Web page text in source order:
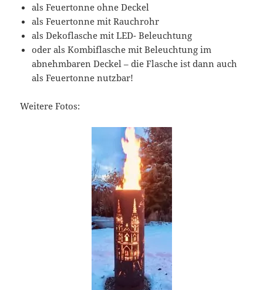
als Feuertonne ohne Deckel
als Feuertonne mit Rauchrohr
als Dekoflasche mit LED- Beleuchtung
oder als Kombiflasche mit Beleuchtung im
abnehmbaren Deckel – die Flasche ist dann auch
als Feuertonne nutzbar!
Weitere Fotos: